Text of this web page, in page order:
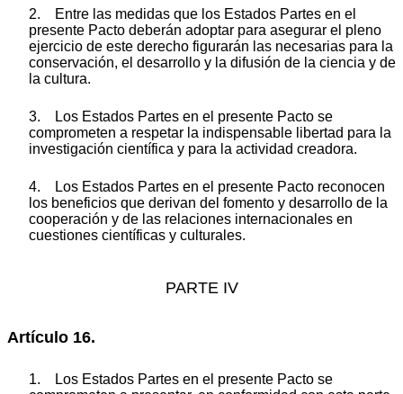
2. Entre las medidas que los Estados Partes en el
presente Pacto deberán adoptar para asegurar el pleno
ejercicio de este derecho figurarán las necesarias para la
conservación, el desarrollo y la difusión de la ciencia y de
la cultura.
3. Los Estados Partes en el presente Pacto se
comprometen a respetar la indispensable libertad para la
investigación científica y para la actividad creadora.
4. Los Estados Partes en el presente Pacto reconocen
los beneficios que derivan del fomento y desarrollo de la
cooperación y de las relaciones internacionales en
cuestiones científicas y culturales.
PARTE IV
Artículo 16.
1. Los Estados Partes en el presente Pacto se